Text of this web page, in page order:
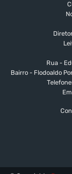
Rua -
Bairro - Flodoaldo